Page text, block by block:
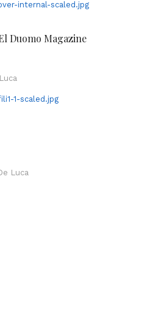
Duomo Magazine
Luca